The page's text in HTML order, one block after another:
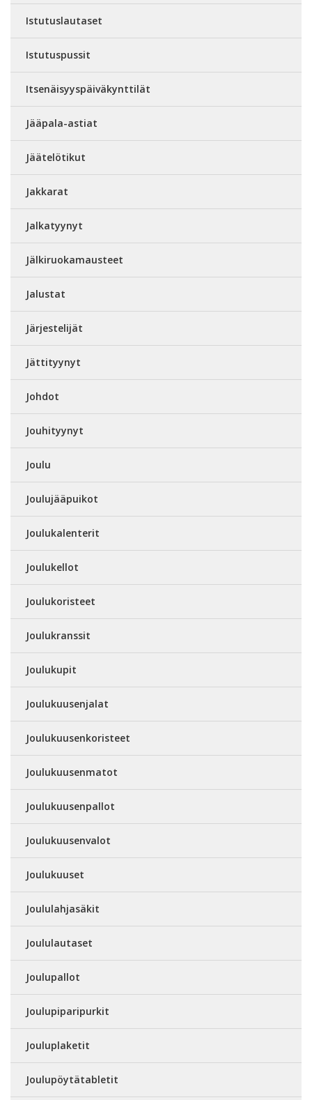
Istutuslautaset
Istutuspussit
Itsenäisyyspäiväkynttilät
Jääpala-astiat
Jäätelötikut
Jakkarat
Jalkatyynyt
Jälkiruokamausteet
Jalustat
Järjestelijät
Jättityynyt
Johdot
Jouhityynyt
Joulu
Joulujääpuikot
Joulukalenterit
Joulukellot
Joulukoristeet
Joulukranssit
Joulukupit
Joulukuusenjalat
Joulukuusenkoristeet
Joulukuusenmatot
Joulukuusenpallot
Joulukuusenvalot
Joulukuuset
Joululahjasäkit
Joululautaset
Joulupallot
Joulupiparipurkit
Jouluplaketit
Joulupöytätabletit